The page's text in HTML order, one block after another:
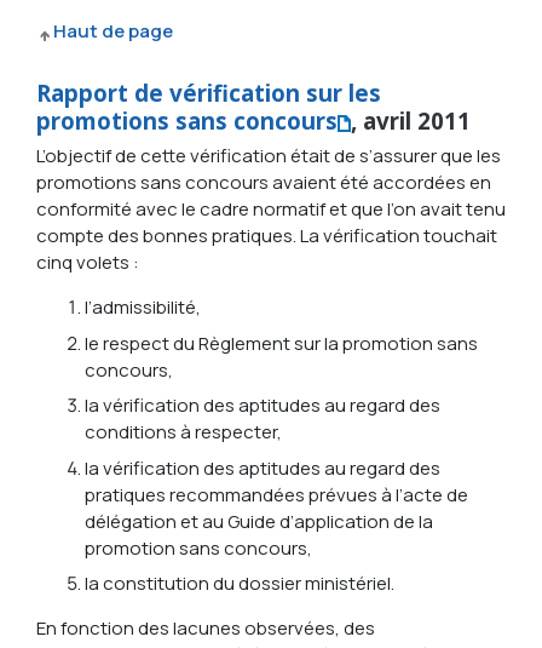
Haut de page
Rapport de vérification sur les
promotions sans concours , avril 2011
L’objectif de cette vérification était de s’assurer que les
promotions sans concours avaient été accordées en
conformité avec le cadre normatif et que l’on avait tenu
compte des bonnes pratiques. La vérification touchait
cinq volets :
l’admissibilité,
le respect du Règlement sur la promotion sans
concours,
la vérification des aptitudes au regard des
conditions à respecter,
la vérification des aptitudes au regard des
pratiques recommandées prévues à l’acte de
délégation et au Guide d’application de la
promotion sans concours,
la constitution du dossier ministériel.
En fonction des lacunes observées, des